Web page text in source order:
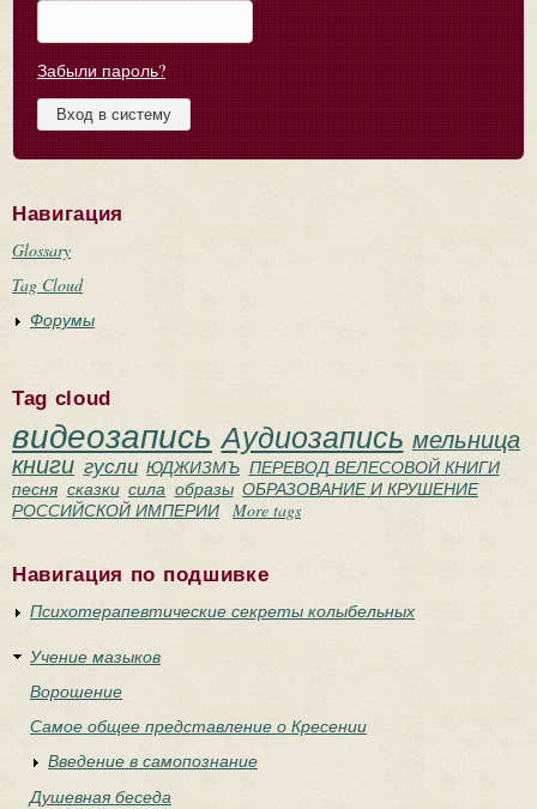
Забыли пароль?
Навигация
Glossary
Tag Cloud
Форумы
Tag cloud
видеозапись Аудиозапись мельница
книги гусли ЮДЖИЗМЪ ПЕРЕВОД ВЕЛЕСОВОЙ КНИГИ
песня сказки сила образы ОБРАЗОВАНИЕ И КРУШЕНИЕ
РОССИЙСКОЙ ИМПЕРИИ More tags
Навигация по подшивке
Психотерапевтические секреты колыбельных
Учение мазыков
Ворошение
Самое общее представление о Кресении
Введение в самопознание
Душевная беседа